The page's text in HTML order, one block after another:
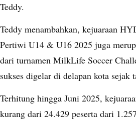
Teddy.
Teddy menambahkan, kejuaraan
Pertiwi U14 & U16 2025 juga
dari turnamen MilkLife Soccer
sukses digelar di delapan kota sejak
Terhitung hingga Juni 2025,
kurang dari 24.429 peserta dari